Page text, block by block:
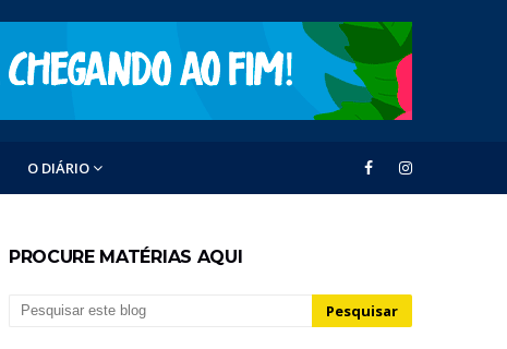
O DIÁRIO
PROCURE MATÉRIAS AQUI